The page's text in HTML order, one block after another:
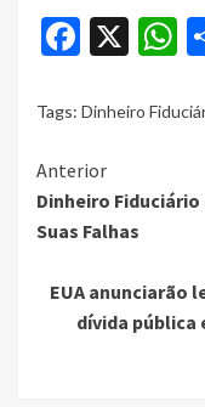
X
Tags: Dinheiro
Continue
Reading
Anterior
Dinheiro
Suas Falhas
EUA anunciarão
dívida pública